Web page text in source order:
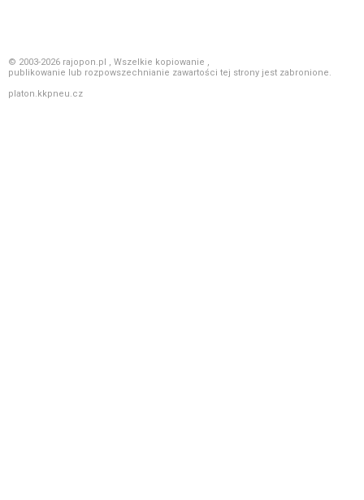
© 2003-2026 rajopon.pl , Wszelkie kopiowanie ,
publikowanie lub rozpowszechnianie zawartości tej strony jest zabronione.
platon.kkpneu.cz